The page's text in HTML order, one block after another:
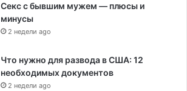
Секс с бывшим мужем — плюсы и
минусы
2 недели ago
Что нужно для развода в США: 12
необходимых документов
2 недели ago